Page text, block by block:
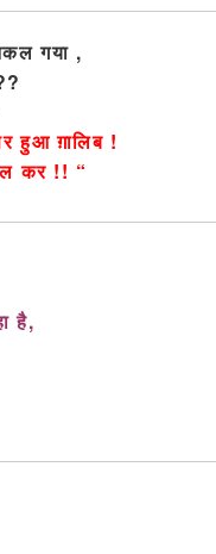
गया ,
हुआ ग़ालिब !
कर !! “
है,